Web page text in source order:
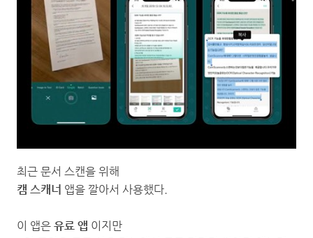
최근 문서 스캔을 위해
캠 스캐너 앱을 깔아서 사용했다.
이 앱은 유료 앱 이지만